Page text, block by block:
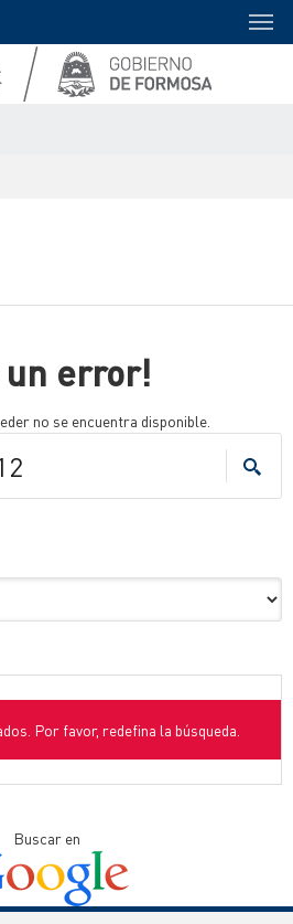
un error!
no se encuentra disponible.
Por favor, redefina la búsqueda.
Buscar en